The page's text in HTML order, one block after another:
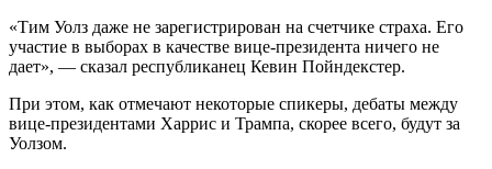
«Тим Уолз даже не зарегистрирован на счетчике страха. Его
участие в выборах в качестве вице-президента ничего не
дает», — сказал республиканец Кевин Пойндекстер.
При этом, как отмечают некоторые спикеры, дебаты между
вице-президентами Харрис и Трампа, скорее всего, будут за
Уолзом.